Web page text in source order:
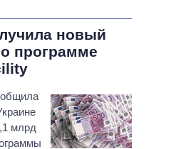
новый
программе
млрд